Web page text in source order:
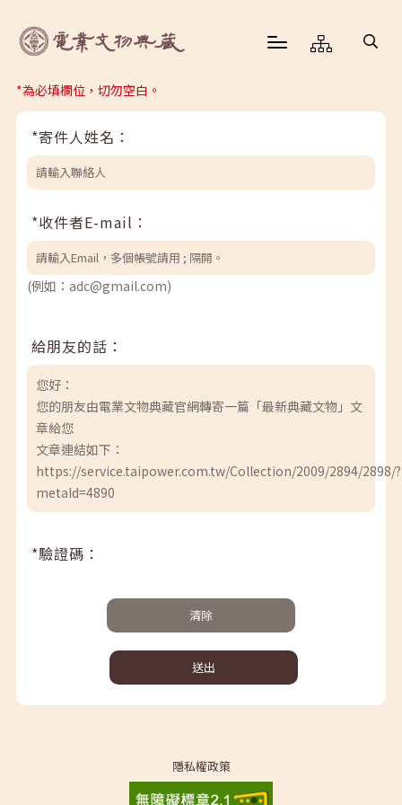
*為必填欄位，切勿空白。
*寄件人姓名：
*收件者E-mail：
(例如：adc@gmail.com)
給朋友的話：
您好：
您的朋友由電業文物典藏官網轉寄一篇「最新典藏文物」文
章給您
文章連結如下：
https://service.taipower.com.tw/Collection/2009/2894/2898/?
metaId=4890
*驗證碼：
清除
送出
隱私權政策